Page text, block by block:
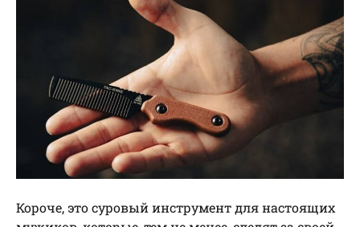
Короче, это суровый инструмент для настоящих